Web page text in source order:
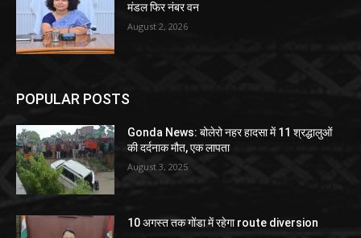
मंडल फिर नंबर वन
August 2, 2026
POPULAR POSTS
Gonda News: बोलेरो नहर हादसा में 11 श्रद्धालुओं
की दर्दनाक मौत, एक लापता
August 3, 2025
10 अगस्त तक गोंडा में रहेगा route diversion